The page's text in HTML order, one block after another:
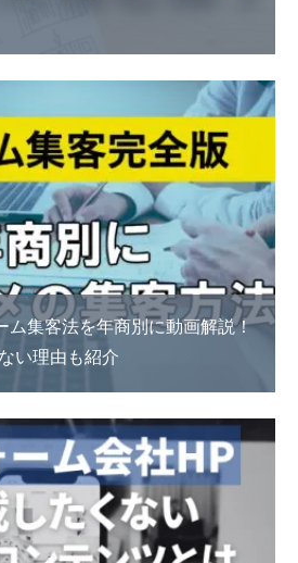
ム集客法を年商別に動画解説！
い理由も紹介